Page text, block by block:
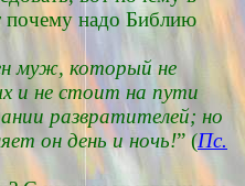
почему надо Библию
муж, который не
и не стоит на пути
развратителей; но
он день и ночь!” (Пс.